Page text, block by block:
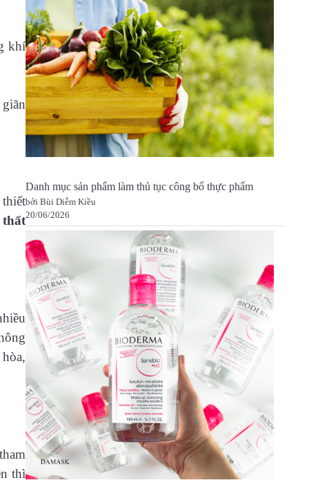
khí
thất
thì
Danh mục sản phẩm làm thủ tục công bố thực phẩm
bởi Bùi Diễm Kiều
20/06/2026